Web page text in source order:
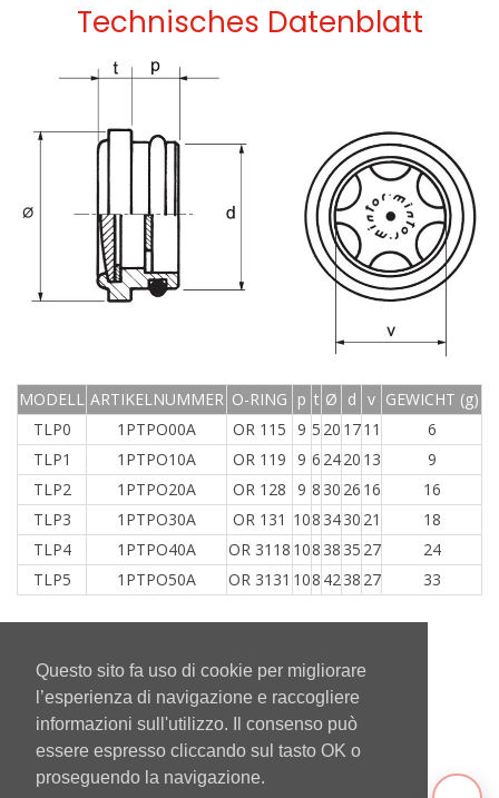
Questo sito fa uso di cookie per migliorare
l’esperienza di navigazione e raccogliere
informazioni sull'utilizzo. Il consenso può
essere espresso cliccando sul tasto OK o
proseguendo la navigazione.
Technisches Datenblatt
MODELL ARTIKELNUMMER O-RING p t Ø d v GEWICHT (g)
TLP0
1PTPO00A OR 115 9 5 20 1711
6
TLP1
1PTPO10A OR 119 9 6 2420 13
9
TLP2
1PTPO20A OR 128 9 8 30 26 16
16
TLP3
1PTPO30A OR 131 108 3430 21
18
TLP4
1PTPO40A OR 3118 108 38 35 27
24
TLP5
1PTPO50A OR 3131 108 4238 27 33
Torna Indietro